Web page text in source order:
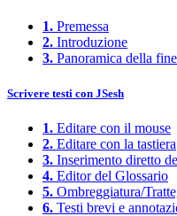
1. Premessa
2. Introduzione
3. Panoramica della
Scrivere testi con JSesh
1. Editare con il mouse
2. Editare con la tastiera
3. Inserimento diretto
4. Editor del Glossario
5. Ombreggiatura/
6. Testi brevi e